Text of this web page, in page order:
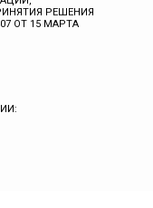
РЕШЕНИЯ
ОТ 15 МАРТА